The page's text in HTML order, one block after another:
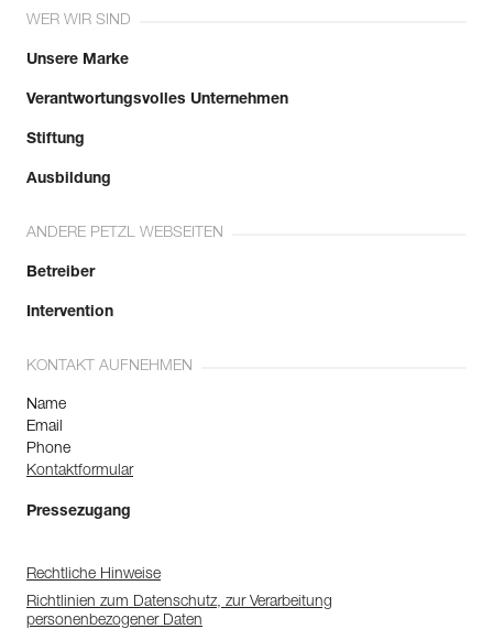
WER WIR SIND
Unsere Marke
Verantwortungsvolles Unternehmen
Stiftung
Ausbildung
ANDERE PETZL WEBSEITEN
Betreiber
Intervention
KONTAKT AUFNEHMEN
Name
Email
Phone
Kontaktformular
Pressezugang
Rechtliche Hinweise
Richtlinien zum Datenschutz, zur Verarbeitung
personenbezogener Daten